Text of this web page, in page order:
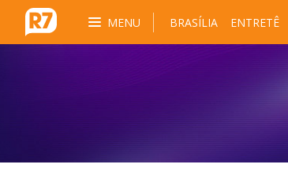
MENU BRASÍLIA ENTRETÊ